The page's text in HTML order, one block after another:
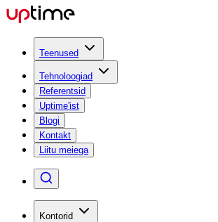
Teenused
Tehnoloogiad
Referentsid
Uptime'ist
Blogi
Kontakt
Liitu meiega
Kontorid